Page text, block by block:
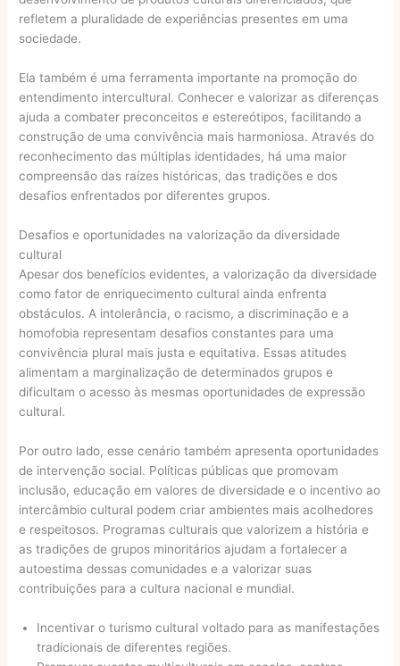
refletem a pluralidade de experiências presentes em uma
sociedade.
Ela também é uma ferramenta importante na promoção do
entendimento intercultural. Conhecer e valorizar as diferenças
ajuda a combater preconceitos e estereótipos, facilitando a
construção de uma convivência mais harmoniosa. Através do
reconhecimento das múltiplas identidades, há uma maior
compreensão das raízes históricas, das tradições e dos
desafios enfrentados por diferentes grupos.
Desafios e oportunidades na valorização da diversidade
cultural
Apesar dos benefícios evidentes, a valorização da diversidade
como fator de enriquecimento cultural ainda enfrenta
obstáculos. A intolerância, o racismo, a discriminação e a
homofobia representam desafios constantes para uma
convivência plural mais justa e equitativa. Essas atitudes
alimentam a marginalização de determinados grupos e
dificultam o acesso às mesmas oportunidades de expressão
cultural.
Por outro lado, esse cenário também apresenta oportunidades
de intervenção social. Políticas públicas que promovam
inclusão, educação em valores de diversidade e o incentivo ao
intercâmbio cultural podem criar ambientes mais acolhedores
e respeitosos. Programas culturais que valorizem a história e
as tradições de grupos minoritários ajudam a fortalecer a
autoestima dessas comunidades e a valorizar suas
contribuições para a cultura nacional e mundial.
Incentivar o turismo cultural voltado para as manifestações
tradicionais de diferentes regiões.